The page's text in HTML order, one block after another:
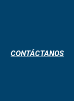
CONTÁCTANOS